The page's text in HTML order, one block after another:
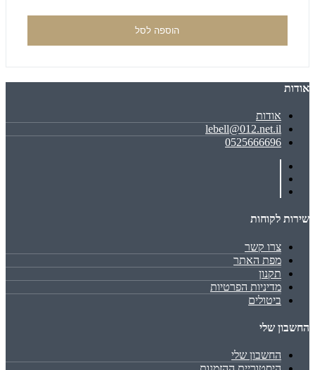
הוספה לסל
אודות
אודות
lebell@012.net.il
0525666696
שירות לקוחות
צרו קשר
מפת האתר
תקנון
מדיניות הפרטיות
ביטולים
החשבון שלי
החשבון שלי